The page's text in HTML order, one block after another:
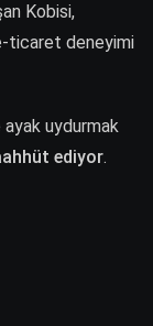
Kobisi,
ticaret deneyimi
uydurmak
ediyor.